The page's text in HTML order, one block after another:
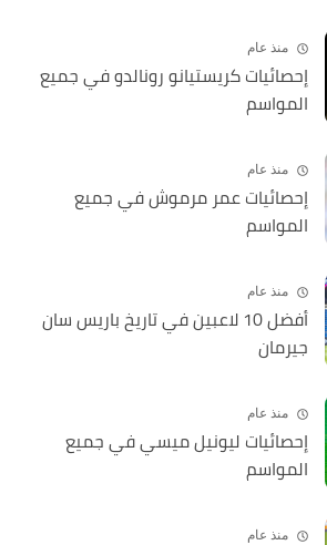
منذ عام
إحصائيات كريستيانو رونالدو في جميع
المواسم
منذ عام
إحصائيات عمر مرموش في جميع
المواسم
منذ عام
أفضل 10 لاعبين في تاريخ باريس سان
جيرمان
منذ عام
إحصائيات ليونيل ميسي في جميع
المواسم
منذ عام